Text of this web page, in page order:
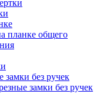
планке общего
замки без ручек
замки без ручек